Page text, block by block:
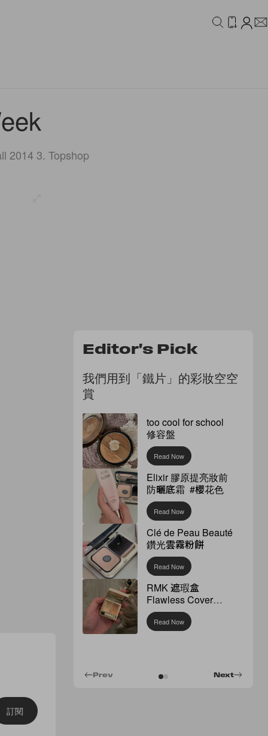
2014 3. Topshop
訂閱
Editor's Pick
我們用到「鐵片」的彩妝空空
賞
too cool for school
修容盤
Read Now
Elixir 膠原提亮妝前
防曬底霜 #櫻花色
Read Now
Clé de Peau Beauté
鑽光雲霧粉餅
Read Now
RMK 遮瑕盒
Flawless Cover
Concealer
Read Now
Next
Prev